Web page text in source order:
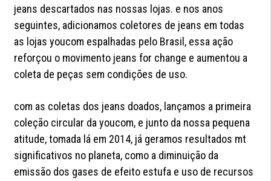
jeans descartados nas nossas lojas. e nos anos
seguintes, adicionamos coletores de jeans em todas
as lojas youcom espalhadas pelo Brasil, essa ação
reforçou o movimento jeans for change e aumentou a
coleta de peças sem condições de uso.
com as coletas dos jeans doados, lançamos a primeira
coleção circular da youcom, e junto da nossa pequena
atitude, tomada lá em 2014, já geramos resultados mt
significativos no planeta, como a diminuição da
emissão dos gases de efeito estufa e uso de recursos